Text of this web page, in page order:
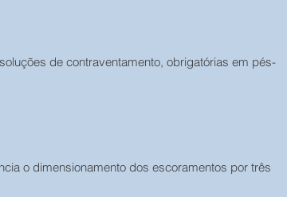
de contraventamento, obrigatórias em pés-
o dimensionamento dos escoramentos por três